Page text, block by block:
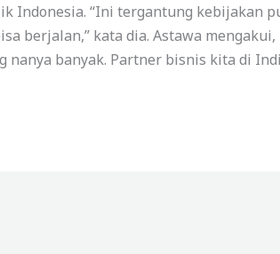
Indonesia. “Ini tergantung kebijakan
berjalan,” kata dia. Astawa
nanya banyak. Partner bisnis kita di